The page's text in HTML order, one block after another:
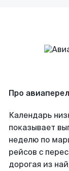
Про
Календарь
показывает
неделю по
рейсов с
дорогая из